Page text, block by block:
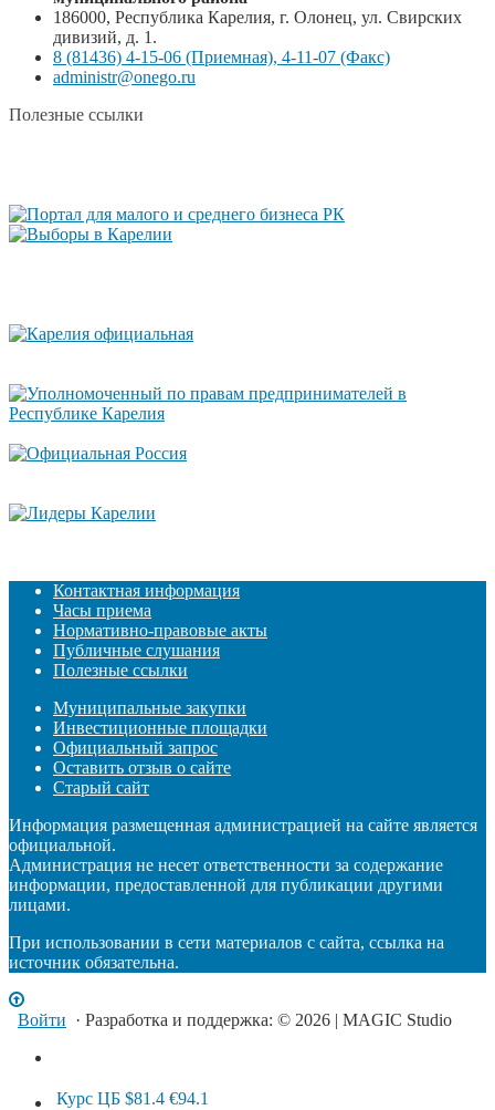
186000, Республика Карелия, г. Олонец, ул. Свирских
дивизий, д. 1.
8 (81436) 4-15-06 (Приемная), 4-11-07 (Факс)
administr@onego.ru
Полезные ссылки
Контактная информация
Часы приема
Нормативно-правовые акты
Публичные слушания
Полезные ссылки
Муниципальные закупки
Инвестиционные площадки
Официальный запрос
Оставить отзыв о сайте
Старый сайт
Информация размещенная администрацией на сайте является
официальной.
Администрация не несет ответственности за содержание
информации, предоставленной для публикации другими
лицами.
При использовании в сети материалов с сайта, ссылка на
источник обязательна.
Войти · Разработка и поддержка: © 2026 | MAGIC Studio
Курс ЦБ $81.4 €94.1